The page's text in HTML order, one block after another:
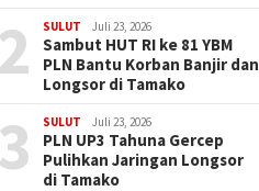
SULUT Juli 23, 2026
Sambut HUT RI ke 81 YBM
PLN Bantu Korban Banjir dan
Longsor di Tamako
SULUT Juli 23, 2026
PLN UP3 Tahuna Gercep
Pulihkan Jaringan Longsor
di Tamako